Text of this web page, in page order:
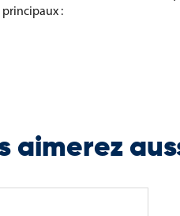
principaux :
transparence pour un rendu
souhaitant organiser des
aimerez